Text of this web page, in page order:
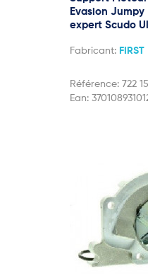
Evasion
expert Scudo
Fabricant: FIRST
Référence: 722
Ean: